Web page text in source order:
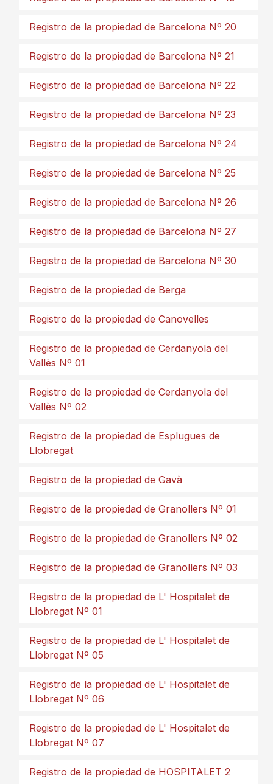
Registro de la propiedad de Barcelona Nº 20
Registro de la propiedad de Barcelona Nº 21
Registro de la propiedad de Barcelona Nº 22
Registro de la propiedad de Barcelona Nº 23
Registro de la propiedad de Barcelona Nº 24
Registro de la propiedad de Barcelona Nº 25
Registro de la propiedad de Barcelona Nº 26
Registro de la propiedad de Barcelona Nº 27
Registro de la propiedad de Barcelona Nº 30
Registro de la propiedad de Berga
Registro de la propiedad de Canovelles
Registro de la propiedad de Cerdanyola del
Vallès Nº 01
Registro de la propiedad de Cerdanyola del
Vallès Nº 02
Registro de la propiedad de Esplugues de
Llobregat
Registro de la propiedad de Gavà
Registro de la propiedad de Granollers Nº 01
Registro de la propiedad de Granollers Nº 02
Registro de la propiedad de Granollers Nº 03
Registro de la propiedad de L' Hospitalet de
Llobregat Nº 01
Registro de la propiedad de L' Hospitalet de
Llobregat Nº 05
Registro de la propiedad de L' Hospitalet de
Llobregat Nº 06
Registro de la propiedad de L' Hospitalet de
Llobregat Nº 07
Registro de la propiedad de HOSPITALET 2